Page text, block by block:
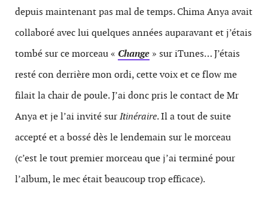
depuis maintenant pas mal de temps. Chima Anya avait
collaboré avec lui quelques années auparavant et j’étais
tombé sur ce morceau « Change » sur iTunes… J’étais
resté con derrière mon ordi, cette voix et ce flow me
filait la chair de poule. J’ai donc pris le contact de Mr
Anya et je l’ai invité surItinéraire. Il a tout de suite
accepté et a bossé dès le lendemain sur le morceau
(c’est le tout premier morceau que j’ai terminé pour
l’album, le mec était beaucoup trop efficace).